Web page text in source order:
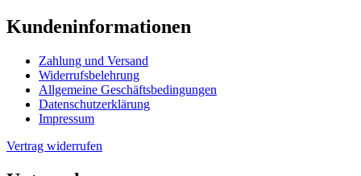
Kundeninformationen
Zahlung und Versand
Widerrufsbelehrung
Allgemeine Geschäftsbedingungen
Datenschutzerklärung
Impressum
Vertrag widerrufen